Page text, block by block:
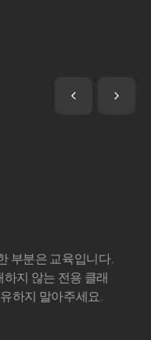
부분은 교육입니다.
지 않는 전용 클래
하지 말아주세요.